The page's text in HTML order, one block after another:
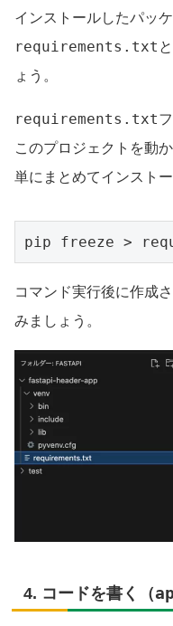
インストールしたパッ
requirements.txt
ょう。
requirements.txt
このプロジェクトを動
単にまとめてインストー
pip freeze >
コマンド実行後に作成
みましょう。
4. コードを書く（